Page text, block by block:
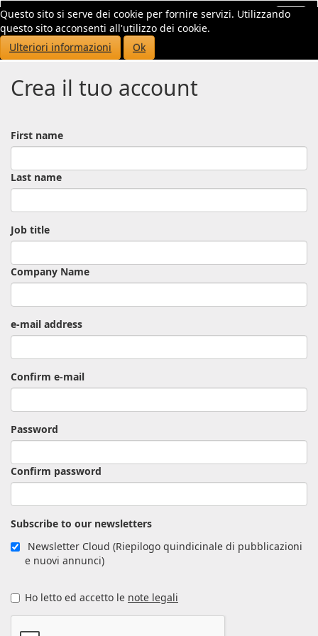
Questo sito si serve dei cookie per fornire servizi. Utilizzando
questo sito acconsenti all'utilizzo dei cookie.
Ulteriori informazioni
Ok
Crea il tuo account
First name
Last name
Job title
Company Name
e-mail address
Confirm e-mail
Password
Confirm password
Subscribe to our newsletters
Newsletter Cloud (Riepilogo quindicinale di pubblicazioni
e nuovi annunci)
Ho letto ed accetto le note legali